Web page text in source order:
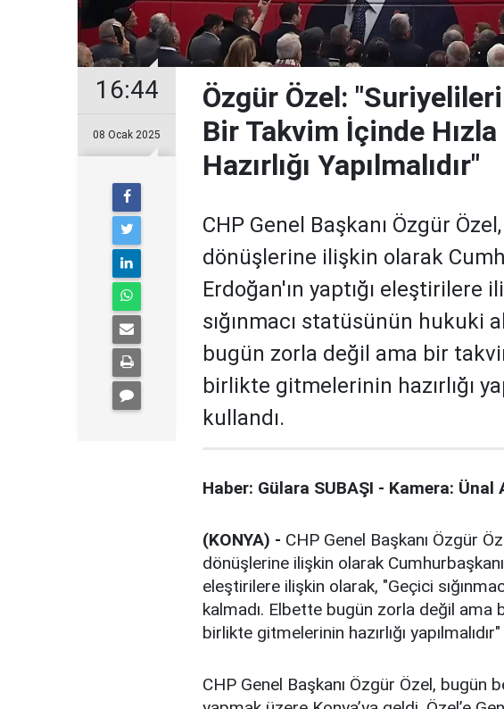
16:44
08 Ocak 2025
Özgür Özel:
Bir Takvim İçinde
Hazırlığı Yapılmalıdır"
CHP Genel Başkanı Özgür
dönüşlerine ilişkin olarak
Erdoğan'ın yaptığı eleştirilere
sığınmacı statüsünün hukuki
bugün zorla değil ama bir
birlikte gitmelerinin hazırlığı
kullandı.
Haber: Gülara SUBAŞI - Kamera: Ünal
(KONYA) - CHP Genel Başkanı Özgür
dönüşlerine ilişkin olarak
eleştirilere ilişkin olarak, "Geçici
kalmadı. Elbette bugün zorla değil ama
birlikte gitmelerinin hazırlığı
CHP Genel Başkanı Özgür Özel, bugün